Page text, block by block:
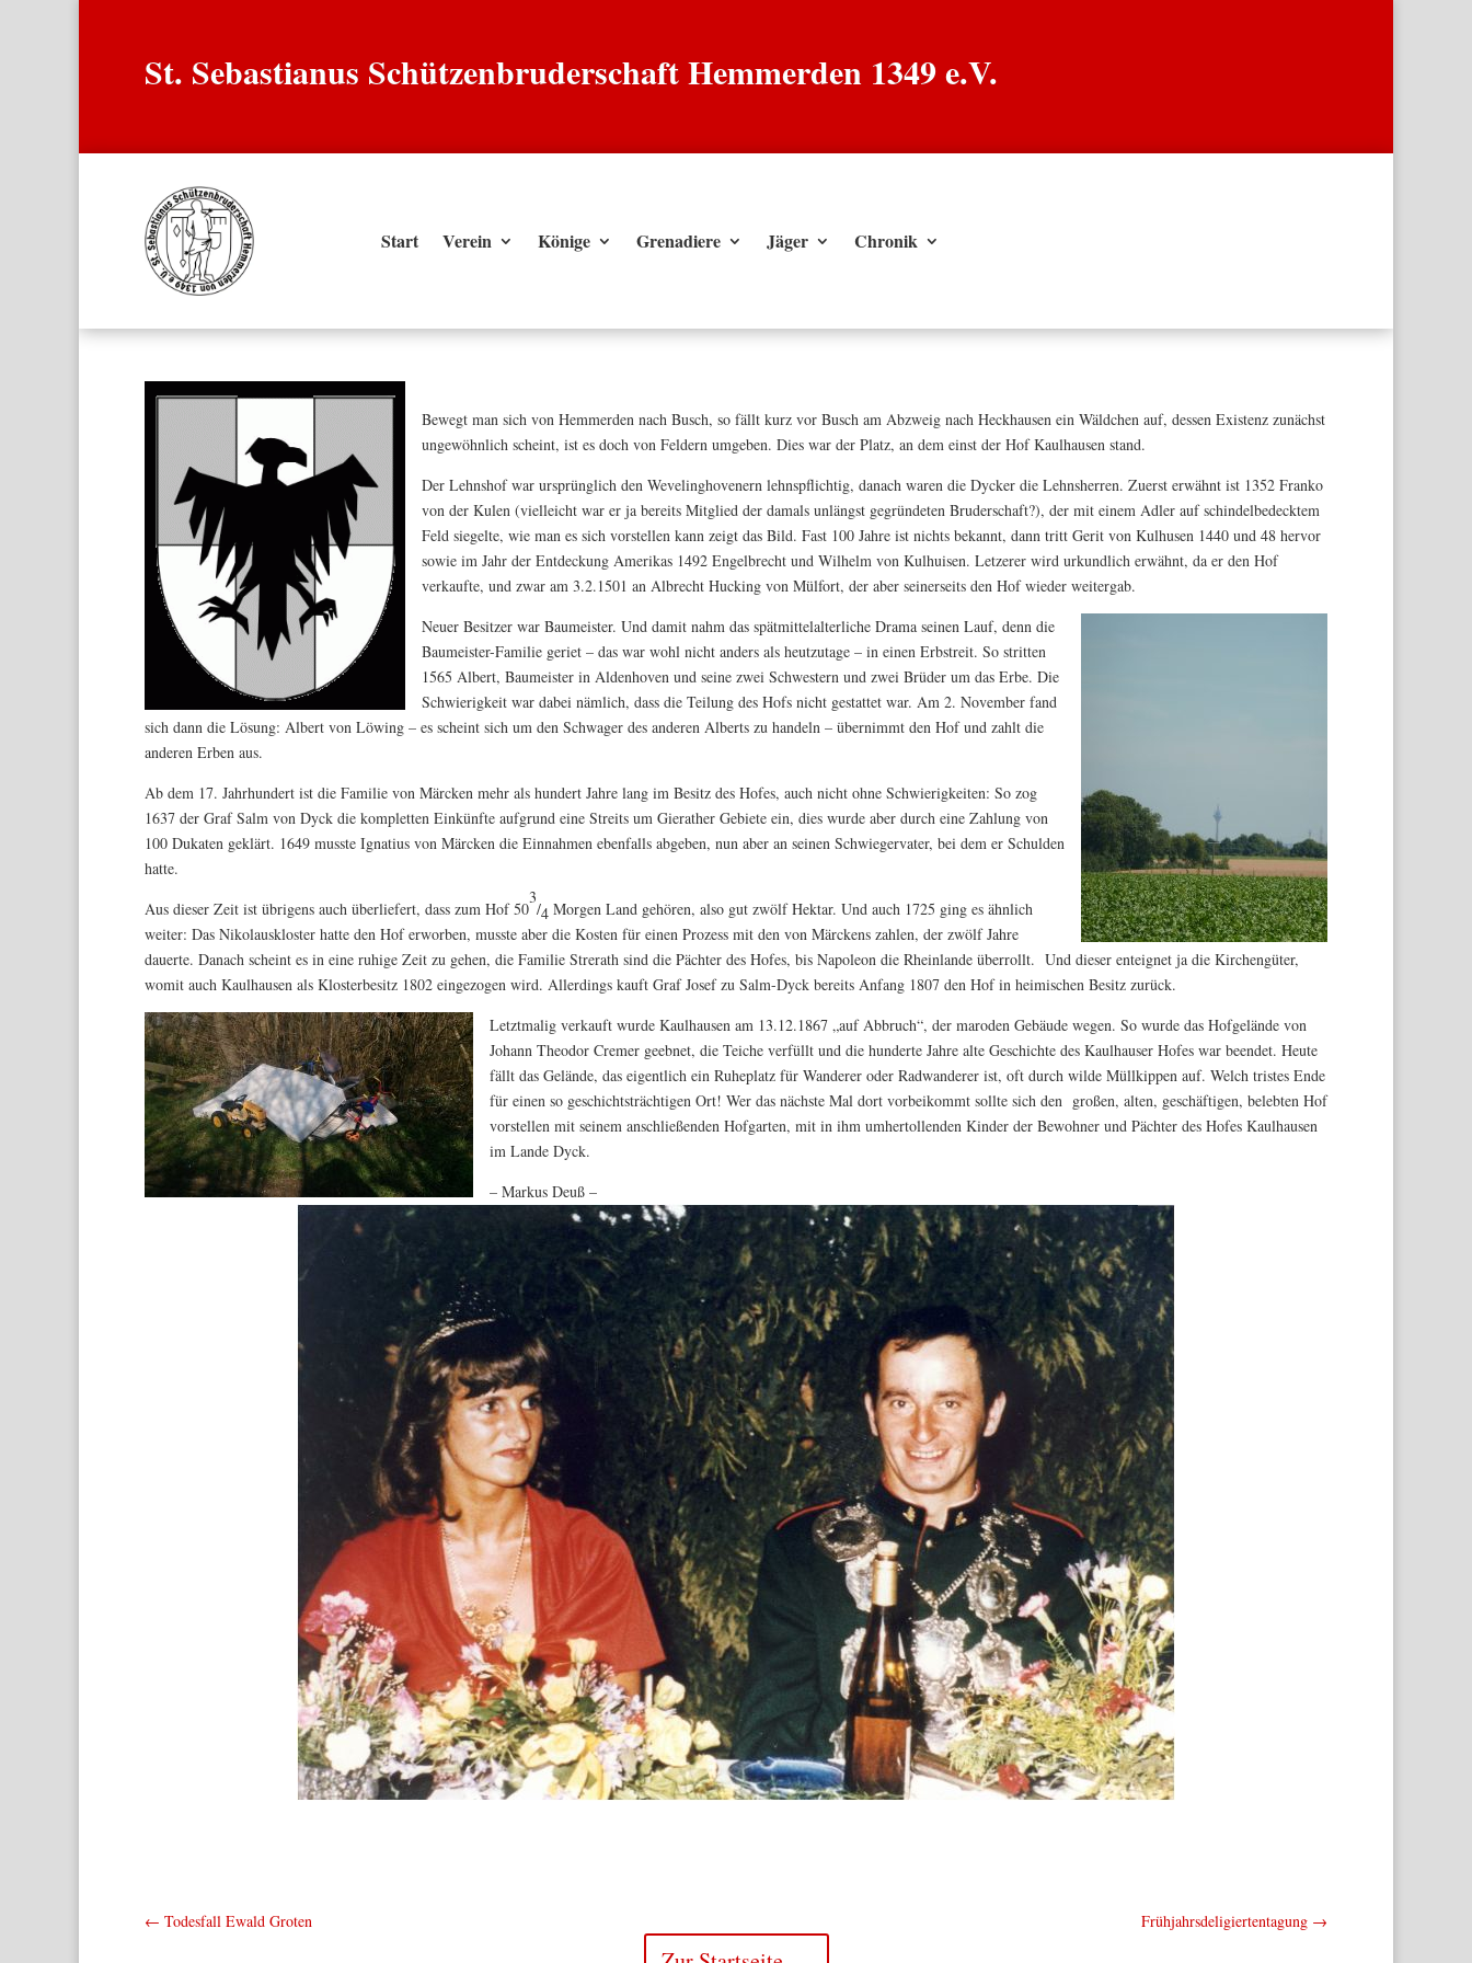
St. Sebastianus Schützenbruderschaft Hemmerden 1349 e.V.
Start Verein Könige Grenadiere Jäger Chronik
Bewegt man sich von Hemmerden nach Busch, so fällt kurz vor Busch am Abzweig nach Heckhausen ein Wäldchen auf, dessen Existenz zunächst
ungewöhnlich scheint, ist es doch von Feldern umgeben. Dies war der Platz, an dem einst der Hof Kaulhausen stand.
Der Lehnshof war ursprünglich den Wevelinghovenern lehnspflichtig, danach waren die Dycker die Lehnsherren. Zuerst erwähnt ist 1352 Franko
von der Kulen (vielleicht war er ja bereits Mitglied der damals unlängst gegründeten Bruderschaft?), der mit einem Adler auf schindelbedecktem
Feld siegelte, wie man es sich vorstellen kann zeigt das Bild. Fast 100 Jahre ist nichts bekannt, dann tritt Gerit von Kulhusen 1440 und 48 hervor
sowie im Jahr der Entdeckung Amerikas 1492 Engelbrecht und Wilhelm von Kulhuisen. Letzerer wird urkundlich erwähnt, da er den Hof
verkaufte, und zwar am 3.2.1501 an Albrecht Hucking von Mülfort, der aber seinerseits den Hof wieder weitergab.
Neuer Besitzer war Baumeister. Und damit nahm das spätmittelalterliche Drama seinen Lauf, denn die
Baumeister-Familie geriet – das war wohl nicht anders als heutzutage – in einen Erbstreit. So stritten
1565 Albert, Baumeister in Aldenhoven und seine zwei Schwestern und zwei Brüder um das Erbe. Die
Schwierigkeit war dabei nämlich, dass die Teilung des Hofs nicht gestattet war. Am 2. November fand
sich dann die Lösung: Albert von Löwing – es scheint sich um den Schwager des anderen Alberts zu handeln – übernimmt den Hof und zahlt die
anderen Erben aus.
Ab dem 17. Jahrhundert ist die Familie von Märcken mehr als hundert Jahre lang im Besitz des Hofes, auch nicht ohne Schwierigkeiten: So zog
1637 der Graf Salm von Dyck die kompletten Einkünfte aufgrund eine Streits um Gierather Gebiete ein, dies wurde aber durch eine Zahlung von
100 Dukaten geklärt. 1649 musste Ignatius von Märcken die Einnahmen ebenfalls abgeben, nun aber an seinen Schwiegervater, bei dem er Schulden
hatte.
Aus dieser Zeit ist übrigens auch überliefert, dass zum Hof 50
3
/4 Morgen Land gehören, also gut zwölf Hektar. Und auch 1725 ging es ähnlich
weiter: Das Nikolauskloster hatte den Hof erworben, musste aber die Kosten für einen Prozess mit den von Märckens zahlen, der zwölf Jahre
dauerte. Danach scheint es in eine ruhige Zeit zu gehen, die Familie Strerath sind die Pächter des Hofes, bis Napoleon die Rheinlande überrollt. Und dieser enteignet ja die Kirchengüter,
womit auch Kaulhausen als Klosterbesitz 1802 eingezogen wird. Allerdings kauft Graf Josef zu Salm-Dyck bereits Anfang 1807 den Hof in heimischen Besitz zurück.
Letztmalig verkauft wurde Kaulhausen am 13.12.1867 „auf Abbruch“, der maroden Gebäude wegen. So wurde das Hofgelände von
Johann Theodor Cremer geebnet, die Teiche verfüllt und die hunderte Jahre alte Geschichte des Kaulhauser Hofes war beendet. Heute
fällt das Gelände, das eigentlich ein Ruheplatz für Wanderer oder Radwanderer ist, oft durch wilde Müllkippen auf. Welch tristes Ende
für einen so geschichtsträchtigen Ort! Wer das nächste Mal dort vorbeikommt sollte sich den großen, alten, geschäftigen, belebten Hof
vorstellen mit seinem anschließenden Hofgarten, mit in ihm umhertollenden Kinder der Bewohner und Pächter des Hofes Kaulhausen
im Lande Dyck.
– Markus Deuß –
← Todesfall Ewald Groten Frühjahrsdeligiertentagung →